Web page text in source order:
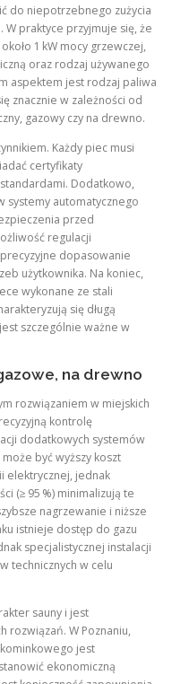
do niepotrzebnego zużycia
praktyce przyjmuje się, że
1 kW mocy grzewczej,
oraz rodzaj używanego
aspektem jest rodzaj paliwa
znacznie w zależności od
gazowy czy na drewno.
Każdy piec musi
certyfikaty
Dodatkowo,
systemy automatycznego
przed
regulacji
dopasowanie
użytkownika. Na koniec,
wykonane ze stali
się długą
szczególnie ważne w
na drewno
rozwiązaniem w miejskich
kontrolę
dodatkowych systemów
być wyższy koszt
elektrycznej, jednak
(≥ 95 %) minimalizują te
nagrzewanie i niższe
istnieje dostęp do gazu
specjalistycznej instalacji
technicznych w celu
sauny i jest
rozwiązań. W Poznaniu,
jest
ekonomiczną